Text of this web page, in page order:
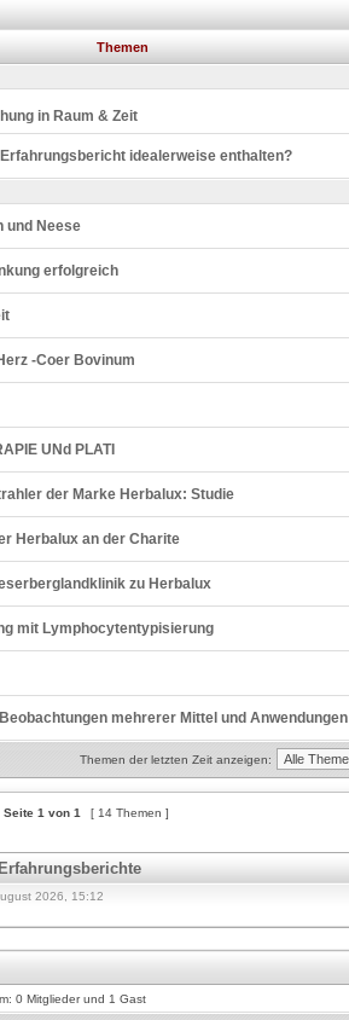
Themen
in Raum & Zeit
idealerweise enthalten?
und Neese
erfolgreich
-Coer Bovinum
UNd PLATI
der Marke Herbalux: Studie
Herbalux an der Charite
zu Herbalux
mit Lymphocytentypisierung
mehrerer Mittel und Anwendungen
Themen der letzten Zeit anzeigen:
Seite 1 von 1 [ 14 Themen ]
Erfahrungsberichte
2026, 15:12
0 Mitglieder und 1 Gast